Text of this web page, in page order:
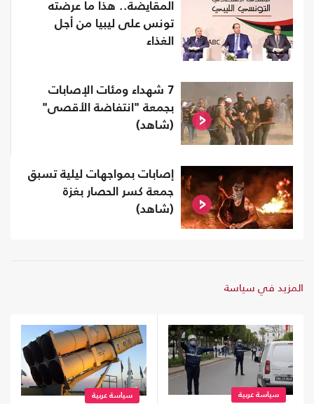
المقايضة.. هذا ما عرضته
تونس على ليبيا من أجل
الغذاء
7 شهداء ومئات الإصابات
بجمعة "انتفاضة الأقصى"
(شاهد)
إصابات بمواجهات ليلية تسبق
جمعة كسر الحصار بغزة
(شاهد)
المزيد في سياسة
سياسة عربية سياسة عربية